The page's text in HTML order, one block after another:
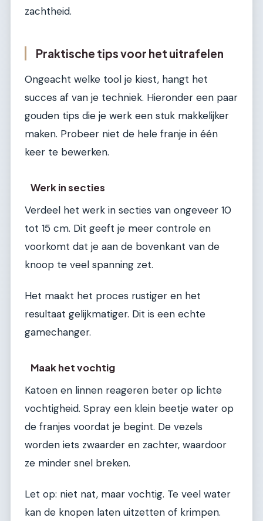
zachtheid.
Praktische tips voor het uitrafelen
Ongeacht welke tool je kiest, hangt het
succes af van je techniek. Hieronder een paar
gouden tips die je werk een stuk makkelijker
maken. Probeer niet de hele franje in één
keer te bewerken.
Werk in secties
Verdeel het werk in secties van ongeveer 10
tot 15 cm. Dit geeft je meer controle en
voorkomt dat je aan de bovenkant van de
knoop te veel spanning zet.
Het maakt het proces rustiger en het
resultaat gelijkmatiger. Dit is een echte
gamechanger.
Maak het vochtig
Katoen en linnen reageren beter op lichte
vochtigheid. Spray een klein beetje water op
de franjes voordat je begint. De vezels
worden iets zwaarder en zachter, waardoor
ze minder snel breken.
Let op: niet nat, maar vochtig. Te veel water
kan de knopen laten uitzetten of krimpen.